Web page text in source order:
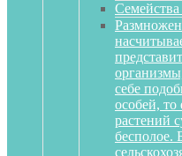
Семейства
себе
особей, то
растений
бесполое.